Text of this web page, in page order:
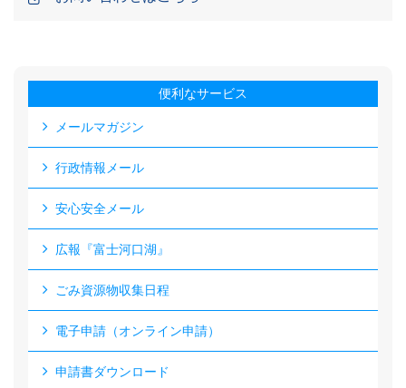
便利なサービス
メールマガジン
行政情報メール
安心安全メール
広報『富士河口湖』
ごみ資源物収集日程
電子申請（オンライン申請）
申請書ダウンロード